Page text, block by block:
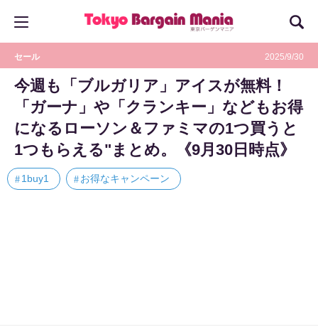
セール 2025/9/30
今週も「ブルガリア」アイスが無料！
「ガーナ」や「クランキー」などもお得
になるローソン＆ファミマの1つ買うと
1つもらえる"まとめ。《9月30日時点》
1buy1 お得なキャンペーン